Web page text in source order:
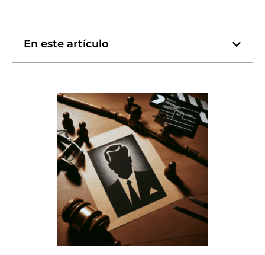
En este artículo